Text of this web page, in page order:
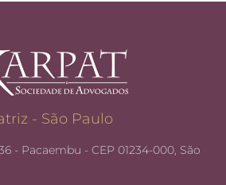
- São Paulo
- Pacaembu - CEP 01234-000, São